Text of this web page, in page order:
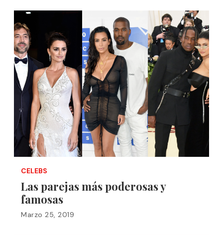
CELEBS
Las parejas más poderosas y
famosas
Marzo 25, 2019